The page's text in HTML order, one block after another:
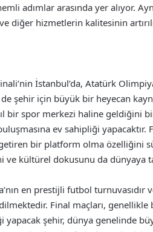
adımlar arasında yer alıyor.
diğer hizmetlerin kalitesinin
İstanbul’da, Atatürk
şehir için büyük bir heyecan
bir spor merkezi haline geldiğini
ev sahipliği
bir platform olma özelliğini
kültürel dokusunu da dünyaya
en prestijli futbol
Final maçları,
yapacak şehir, dünya genelinde